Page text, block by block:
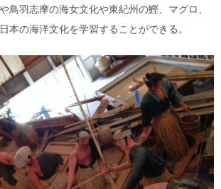
鳥羽志摩の海女文化や東紀州の鰹、マグロ、
本の海洋文化を学習することができる。